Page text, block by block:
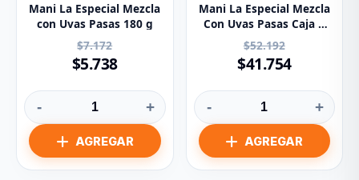
Mani La Especial Mezcla
con Uvas Pasas 180 g
$7.172
$5.738
- +
Mani La Especial Mezcla
Con Uvas Pasas Caja X
24 Und
$52.192
$41.754
- +